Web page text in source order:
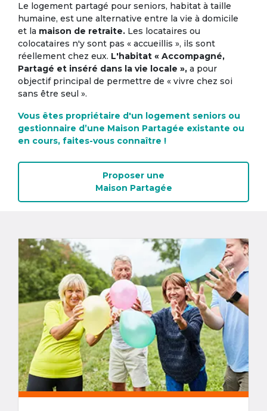
Le logement partagé pour seniors, habitat à taille
humaine, est une alternative entre la vie à domicile
et la maison de retraite. Les locataires ou
colocataires n'y sont pas « accueillis », ils sont
réellement chez eux. L'habitat « Accompagné,
Partagé et inséré dans la vie locale », a pour
objectif principal de permettre de « vivre chez soi
sans être seul ».
Vous êtes propriétaire d'un logement seniors ou
gestionnaire d’une Maison Partagée existante ou
en cours, faites-vous connaître !
Proposer une
Maison Partagée